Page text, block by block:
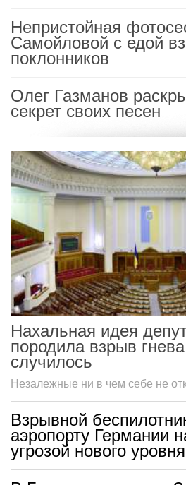
Непристойная
Самойловой с едой
поклонников
Олег Газманов
секрет своих песен
Нахальная идея
породила взрыв
случилось
Незалежные ни в чем себе не
Взрывной
аэропорту Германии
угрозой нового уровня